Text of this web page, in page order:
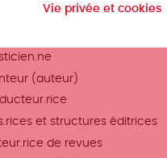
(auteur)
et structures éditrices
de revues
Vie privée et cookies